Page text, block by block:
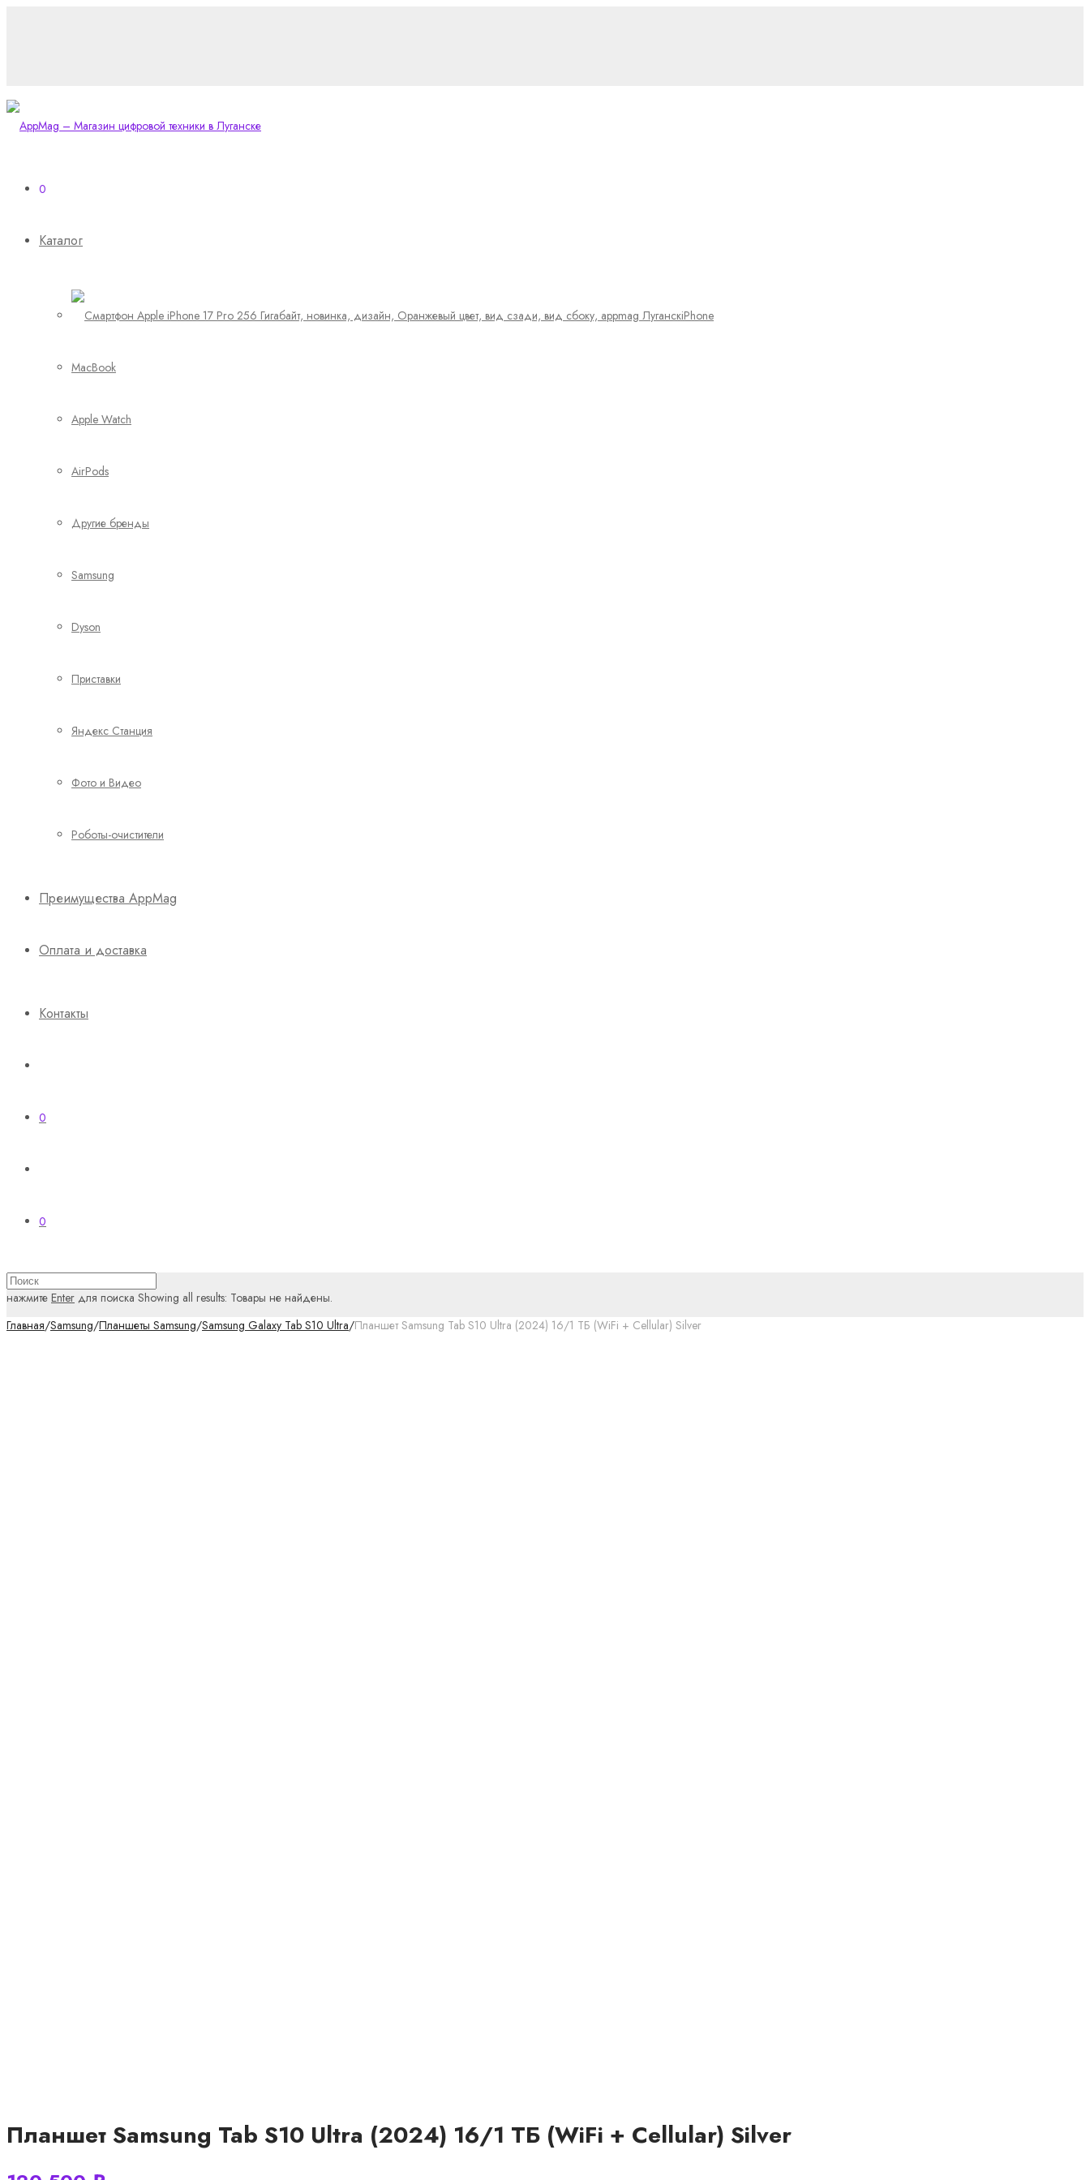
0
Каталог
iPhone
MacBook
Apple Watch
AirPods
Другие бренды
Samsung
Dyson
Приставки
Яндекс Станция
Фото и Видео
Роботы-очистители
Преимущества AppMag
Оплата и доставка
Контакты
0
0
нажмите Enter для поиска Showing all results: Товары не найдены.
Главная/Samsung/Планшеты Samsung/Samsung Galaxy Tab S10 Ultra/Планшет Samsung Tab S10 Ultra (2024) 16/1 ТБ (WiFi + Cellular) Silver
Планшет Samsung Tab S10 Ultra (2024) 16/1 ТБ (WiFi + Cellular) Silver